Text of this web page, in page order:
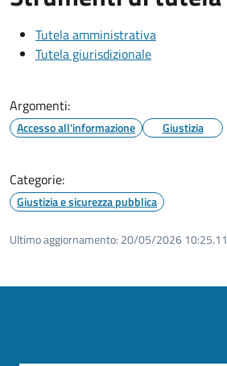
Tutela amministrativa
Tutela giurisdizionale
Argomenti:
Accesso all'informazione Giustizia
Categorie:
Giustizia e sicurezza pubblica
Ultimo aggiornamento: 20/05/2026 10:25.11